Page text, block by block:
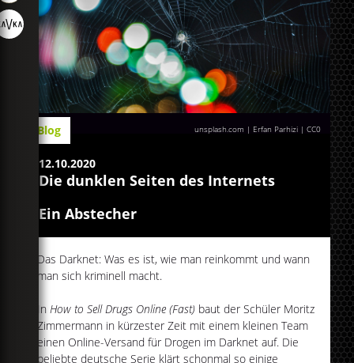
unsplash.com | Erfan Parhizi |CC0
Blog
12.10.2020
Die dunklen Seiten des Internets
Ein Abstecher
Das Darknet: Was es ist, wie man reinkommt und wann
man sich kriminell macht.
InHow to Sell Drugs Online (Fast) baut der Schüler Moritz
Zimmermann in kürzester Zeit mit einem kleinen Team
einen Online-Versand für Drogen im Darknet auf. Die
beliebte deutsche Serie klärt schonmal so einige